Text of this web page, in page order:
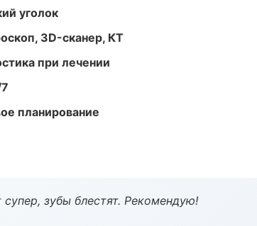
уголок
3D-сканер, КТ
при лечении
планирование
зубы блестят. Рекомендую!